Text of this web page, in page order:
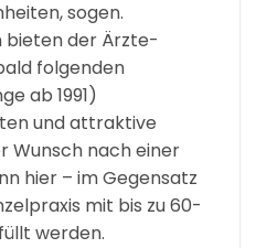
sogen.
bieten der Ärzte-
folgenden
ab 1991)
und attraktive
Wunsch nach einer
hier – im Gegensatz
mit bis zu 60-
werden.